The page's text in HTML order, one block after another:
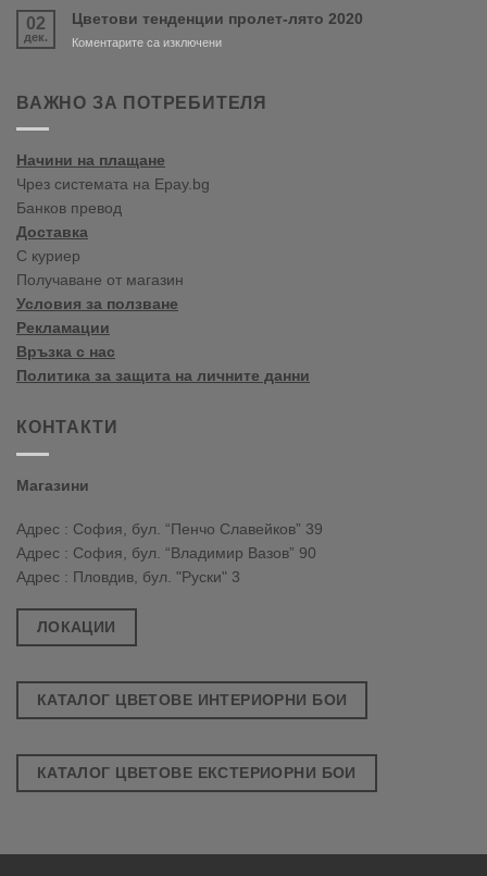
цветови
тенденции
Лято
02
дек.
Цветови тенденции пролет-лято 2020
Коментарите са изключениза
пролет-
ВАЖНО ЗА ПОТРЕБИТЕЛЯ
Начини на плащане
Чрез системата на Epay.bg
Банков превод
Доставка
С куриер
Получаване от магазин
Условия за ползване
Рекламации
Връзка с нас
Политика за защита на личните данни
КОНТАКТИ
Магазини
Адрес : София, бул. “Пенчо Славейков” 39
Адрес : София, бул. “Владимир Вазов” 90
Адрес : Пловдив, бул. "Руски" 3
ЛОКАЦИИ
КАТАЛОГ ЦВЕТОВЕ ИНТЕРИОРНИ БОИ
КАТАЛОГ ЦВЕТОВЕ ЕКСТЕРИОРНИ БОИ